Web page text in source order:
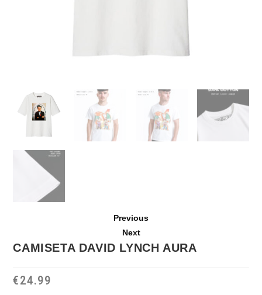
Previous
Next
CAMISETA DAVID LYNCH AURA
€24.99